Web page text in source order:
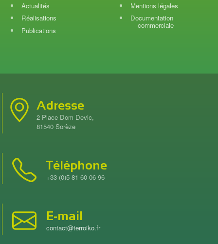
Actualités
Réalisations
Publications
Mentions légales
Documentation
commerciale
Adresse
2 Place Dom Devic,
81540 Sorèze
Téléphone
+33 (0)5 81 60 06 96
E-mail
contact@terroiko.fr